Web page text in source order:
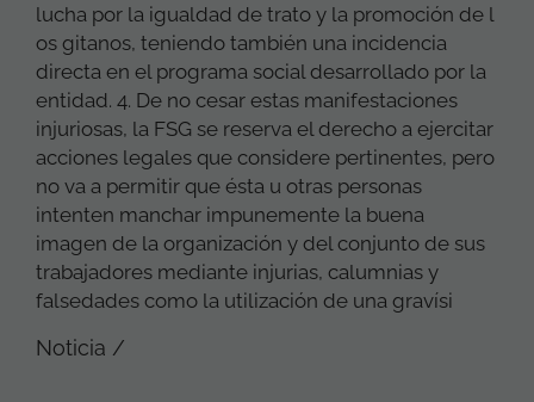
lucha por la igualdad de trato y la promoción de l
os gitanos, teniendo también una incidencia
directa en el programa social desarrollado por la
entidad. 4. De no cesar estas manifestaciones
injuriosas, la FSG se reserva el derecho a ejercitar
acciones legales que considere pertinentes, pero
no va a permitir que ésta u otras personas
intenten manchar impunemente la buena
imagen de la organización y del conjunto de sus
trabajadores mediante injurias, calumnias y
falsedades como la utilización de una gravísi
Noticia /